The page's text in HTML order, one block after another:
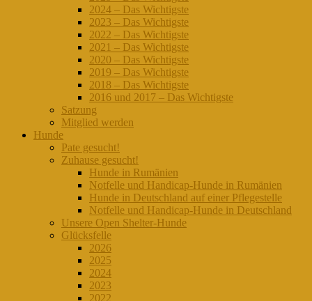
2024 – Das Wichtigste
2023 – Das Wichtigste
2022 – Das Wichtigste
2021 – Das Wichtigste
2020 – Das Wichtigste
2019 – Das Wichtigste
2018 – Das Wichtigste
2016 und 2017 – Das Wichtigste
Satzung
Mitglied werden
Hunde
Pate gesucht!
Zuhause gesucht!
Hunde in Rumänien
Notfelle und Handicap-Hunde in Rumänien
Hunde in Deutschland auf einer Pflegestelle
Notfelle und Handicap-Hunde in Deutschland
Unsere Open Shelter-Hunde
Glücksfelle
2026
2025
2024
2023
2022